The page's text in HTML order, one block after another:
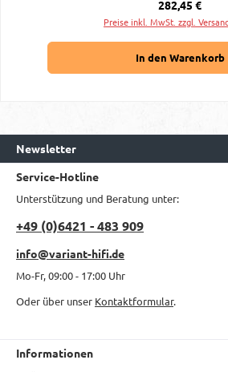
Regulärer
282,45 €
Preise inkl. MwSt. zzgl.
In den Warenkorb
Newsletter
Service-Hotline
Unterstützung und Beratung unter:
+49 (0)6421 - 483 909
info@variant-hifi.de
Mo-Fr, 09:00 - 17:00 Uhr
Oder über unser Kontaktformular.
Informationen